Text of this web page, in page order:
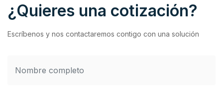
¿Quieres una cotización?
Escríbenos y nos contactaremos contigo con una solución